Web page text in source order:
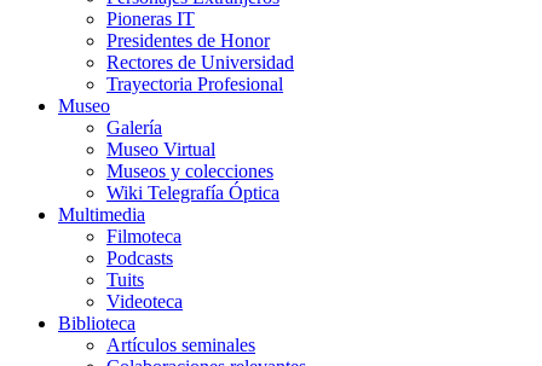
Pioneras IT
Presidentes de Honor
Rectores de Universidad
Trayectoria Profesional
Museo
Galería
Museo Virtual
Museos y colecciones
Wiki Telegrafía Óptica
Multimedia
Filmoteca
Podcasts
Tuits
Videoteca
Biblioteca
Artículos seminales